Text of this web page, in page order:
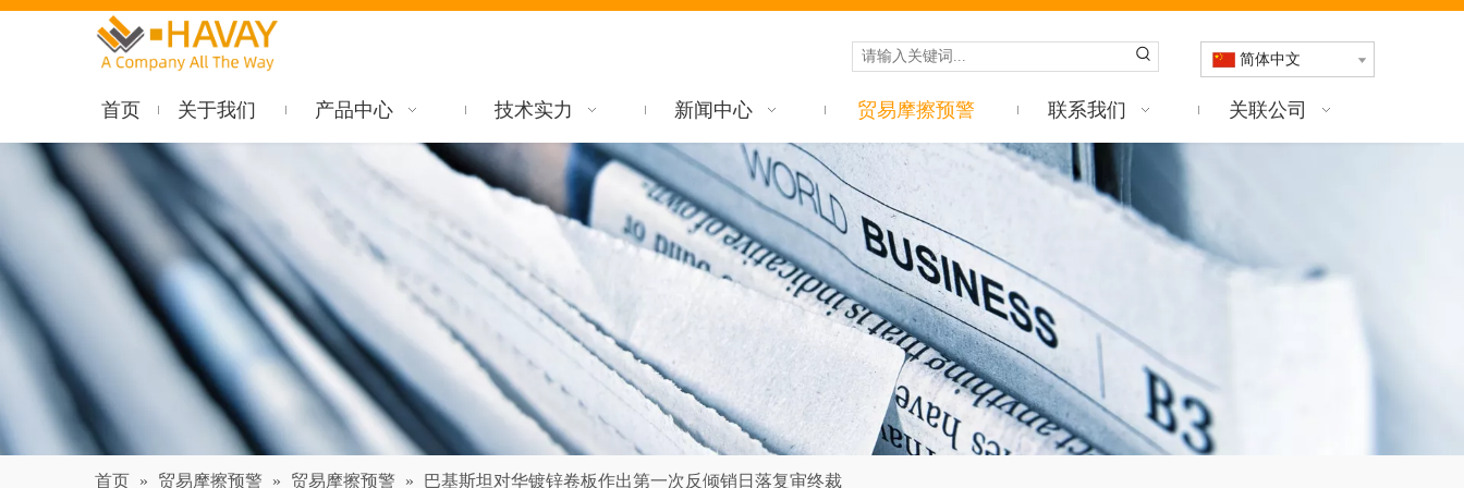
简体中文
首页 关于我们 产品中心 技术实力 新闻中心 贸易摩擦预警 联系我们 关联公司
首页 » 贸易摩擦预警 » 贸易摩擦预警 » 巴基斯坦对华镀锌卷板作出第一次反倾销日落复审终裁